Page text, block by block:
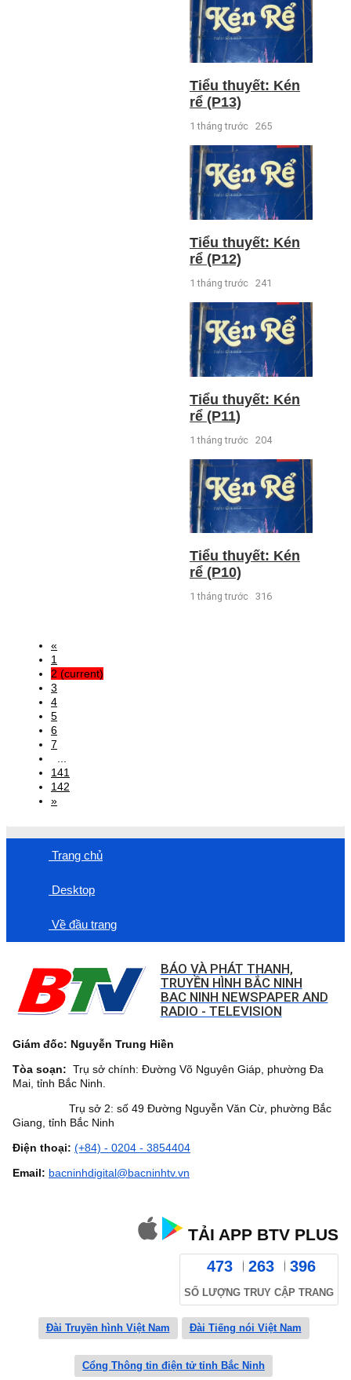
Tiểu thuyết: Kén
rể (P13)
1 tháng trước 265
Tiểu thuyết: Kén
rể (P12)
1 tháng trước 241
Tiểu thuyết: Kén
rể (P11)
1 tháng trước 204
Tiểu thuyết: Kén
rể (P10)
1 tháng trước 316
«
1
2 (current)
3
4
5
6
7
141
142
»
Trang chủ
Desktop
Về đầu trang
BÁO VÀ PHÁT THANH,
TRUYỀN HÌNH BẮC NINH
BAC NINH NEWSPAPER AND
RADIO - TELEVISION
Giám đốc: Nguyễn Trung Hiền
Tòa soạn: Trụ sở chính: Đường Võ Nguyên Giáp, phường Đa
Mai, tỉnh Bắc Ninh.
Trụ sở 2: số 49 Đường Nguyễn Văn Cừ, phường Bắc
Giang, tỉnh Bắc Ninh
Điện thoại: (+84) - 0204 - 3854404
Email: bacninhdigital@bacninhtv.vn
TẢI APP BTV PLUS
473 263 396
SỐ LƯỢNG TRUY CẬP TRANG
Đài Truyền hình Việt Nam Đài Tiếng nói Việt Nam
Cổng Thông tin điện tử tỉnh Bắc Ninh